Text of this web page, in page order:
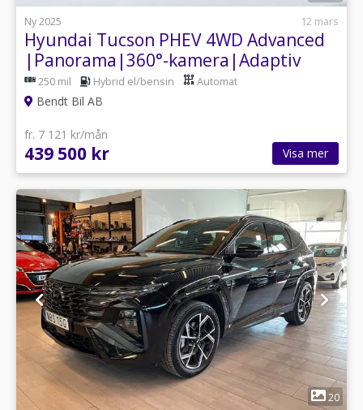
Ny 2025
12 mars
Hyundai Tucson PHEV 4WD Advanced
|Panorama|360°-kamera|Adaptiv
farth.
250 mil Hybrid el/bensin Automat
Bendt Bil AB
fr. 7 121 kr/mån
439 500 kr Visa mer
1
20